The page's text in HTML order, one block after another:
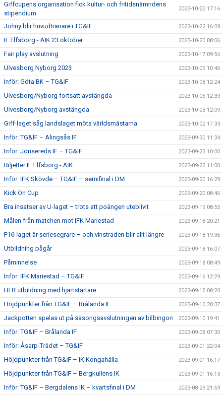
Giffcupens organisation fick kultur- och fritidsnämndens
stipendium
2023-10-22 17:16
Johny blir huvudtränare i TG&IF 2023-10-22 16:09
IF Elfsborg - AIK 23 oktober 2023-10-20 08:06
Fair play avslutning 2023-10-17 09:56
Ulvesborg Nyborg 2023 2023-10-09 10:46
Inför: Göta BK – TG&IF 2023-10-08 12:24
Ulvesborg/Nyborg fortsatt avstängda 2023-10-05 12:39
Ulvesborg/Nyborg avstängda 2023-10-03 12:09
Giff-laget såg landslaget möta världsmästarna 2023-10-02 17:33
Inför: TG&IF – Alingsås IF 2023-09-30 11:34
Inför: Jonsereds IF – TG&IF 2023-09-23 10:00
Biljetter IF Elfsborg - AIK 2023-09-22 11:00
Inför: IFK Skövde – TG&IF – semifinal i DM 2023-09-20 16:29
Kick On Cup 2023-09-20 08:46
Bra insatser av U-laget – trots att poängen uteblivit 2023-09-19 08:55
Målen från matchen mot IFK Mariestad 2023-09-18 20:21
P16-laget är seriesegrare – och vinstraden blir allt längre 2023-09-18 19:36
Utbildning pågår 2023-09-18 16:07
Påminnelse 2023-09-18 08:49
Inför: IFK Mariestad – TG&IF 2023-09-16 12:29
HLR utbildning med hjärtstartare 2023-09-15 08:20
Höjdpunkter från TG&IF – Brålanda IF 2023-09-10 20:37
Jackpotten spelas ut på säsongsavslutningen av bilbingon 2023-09-10 19:41
Inför: TG&IF – Brålanda IF 2023-09-08 07:30
Inför: Åsarp-Trädet – TG&IF 2023-09-01 22:04
Höjdpunkter från TG&IF – IK Kongahälla 2023-09-01 16:17
Höjdpunkter från TG&IF – Bergkullens IK 2023-09-01 16:13
Inför: TG&IF – Bergdalens IK – kvartsfinal i DM 2023-08-29 21:59